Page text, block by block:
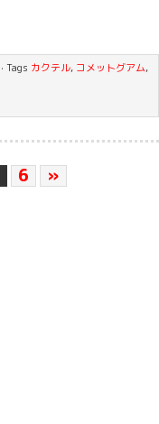
· Tags カクテル, コメットグアム,
6 »